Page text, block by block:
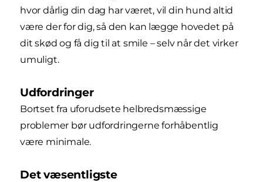
hvor dårlig din dag har været, vil din hund altid
være der for dig, så den kan lægge hovedet på
dit skød og få dig til at smile – selv når det virker
umuligt.
Udfordringer
Bortset fra uforudsete helbredsmæssige
problemer bør udfordringerne forhåbentlig
være minimale.
Det væsentligste